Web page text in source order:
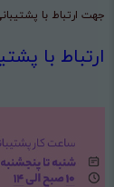
جهت ارتباط با
ارتباط با